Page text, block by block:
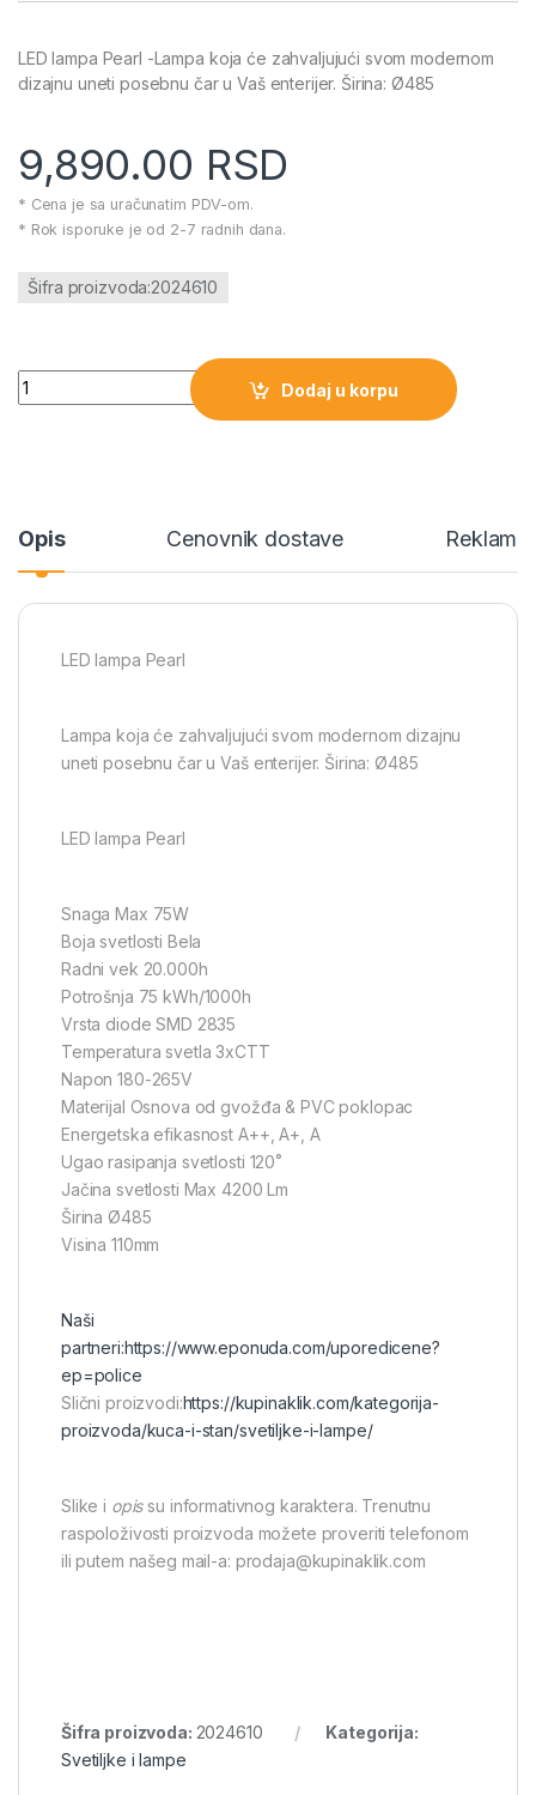
LED lampa Pearl -Lampa koja će zahvaljujući svom modernom
dizajnu uneti posebnu čar u Vaš enterijer. Širina: Ø485
9,890.00 RSD
* Cena je sa uračunatim PDV-om.
* Rok isporuke je od 2-7 radnih dana.
Šifra proizvoda:2024610
LED lampa Pearl količina
Dodaj u korpu
Opis Cenovnik dostave
LED lampa Pearl
Lampa koja će zahvaljujući svom modernom dizajnu
uneti posebnu čar u Vaš enterijer. Širina: Ø485
LED lampa Pearl
Snaga Max 75W
Boja svetlosti Bela
Radni vek 20.000h
Potrošnja 75 kWh/1000h
Vrsta diode SMD 2835
Temperatura svetla 3xCTT
Napon 180-265V
Materijal Osnova od gvožđa & PVC poklopac
Energetska efikasnost A++, A+, A
Ugao rasipanja svetlosti 120˚
Jačina svetlosti Max 4200 Lm
Širina Ø485
Visina 110mm
Naši
partneri:https://www.eponuda.com/uporedicene?
ep=police
Slični proizvodi:https://kupinaklik.com/kategorija-
proizvoda/kuca-i-stan/svetiljke-i-lampe/
Slike i opissu informativnog karaktera. Trenutnu
raspoloživosti proizvoda možete proveriti telefonom
ili putem našeg mail-a: prodaja@kupinaklik.com
Šifra proizvoda: 2024610
Kategorija:
Svetiljke i lampe